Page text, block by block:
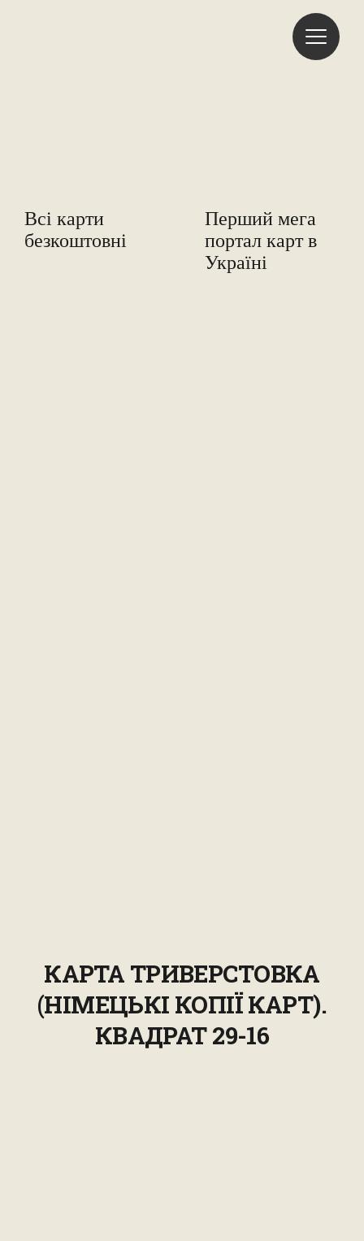
Всі карти
безкоштовні
Freemap
Перший мега
портал карт в
Україні
КАРТА ТРИВЕРСТОВКА
(НІМЕЦЬКІ КОПІЇ КАРТ).
КВАДРАТ 29-16